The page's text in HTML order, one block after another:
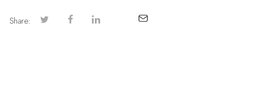
Share: